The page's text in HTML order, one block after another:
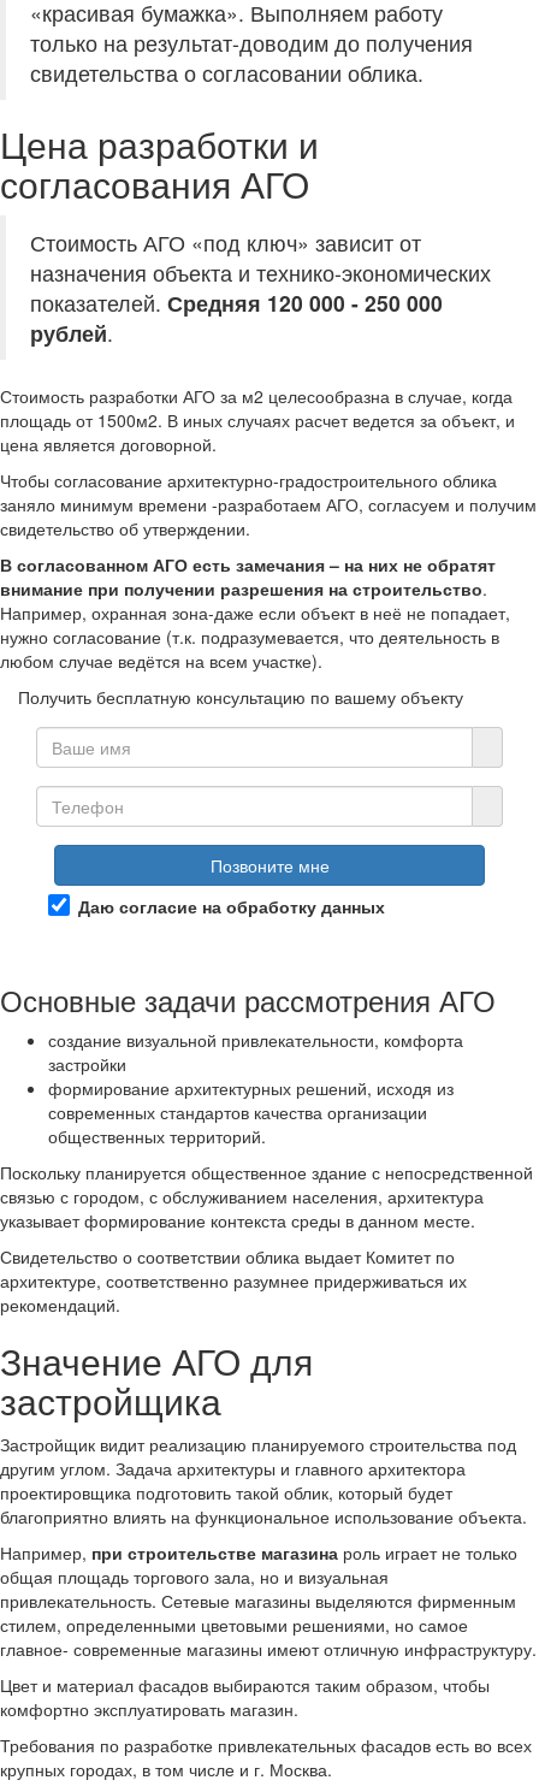
«красивая бумажка». Выполняем работу
только на результат-доводим до получения
свидетельства о согласовании облика.
Цена разработки и
согласования АГО
Стоимость АГО «под ключ» зависит от
назначения объекта и технико-экономических
показателей. Средняя 120 000 - 250 000
рублей.
Стоимость разработки АГО за м2 целесообразна в случае, когда
площадь от 1500м2. В иных случаях расчет ведется за объект, и
цена является договорной.
Чтобы согласование архитектурно-градостроительного облика
заняло минимум времени -разработаем АГО, согласуем и получим
свидетельство об утверждении.
В согласованном АГО есть замечания – на них не обратят
внимание при получении разрешения на строительство.
Например, охранная зона-даже если объект в неё не попадает,
нужно согласование (т.к. подразумевается, что деятельность в
любом случае ведётся на всем участке).
Получить бесплатную консультацию по вашему объекту
Позвоните мне
Даю согласие на обработку данных
Основные задачи рассмотрения АГО
создание визуальной привлекательности, комфорта
застройки
формирование архитектурных решений, исходя из
современных стандартов качества организации
общественных территорий.
Поскольку планируется общественное здание с непосредственной
связью с городом, с обслуживанием населения, архитектура
указывает формирование контекста среды в данном месте.
Свидетельство о соответствии облика выдает Комитет по
архитектуре, соответственно разумнее придерживаться их
рекомендаций.
Значение АГО для
застройщика
Застройщик видит реализацию планируемого строительства под
другим углом. Задача архитектуры и главного архитектора
проектировщика подготовить такой облик, который будет
благоприятно влиять на функциональное использование объекта.
Например, при строительстве магазина роль играет не только
общая площадь торгового зала, но и визуальная
привлекательность. Сетевые магазины выделяются фирменным
стилем, определенными цветовыми решениями, но самое
главное- современные магазины имеют отличную инфраструктуру.
Цвет и материал фасадов выбираются таким образом, чтобы
комфортно эксплуатировать магазин.
Требования по разработке привлекательных фасадов есть во всех
крупных городах, в том числе и г. Москва.